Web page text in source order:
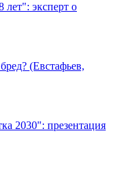
лет": эксперт о
(Евстафьев,
2030": презентация